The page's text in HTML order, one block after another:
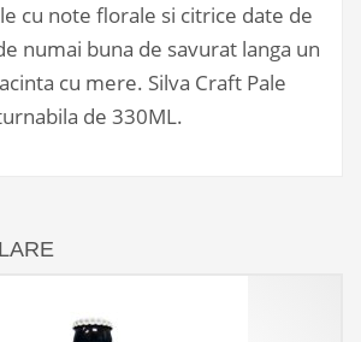
cu note florale si citrice date de
numai buna de savurat langa un
cu mere. Silva Craft Pale
de 330ML.